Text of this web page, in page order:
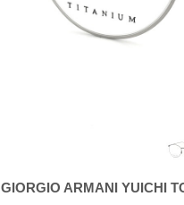
GIORGIO ARMANI YUICHI